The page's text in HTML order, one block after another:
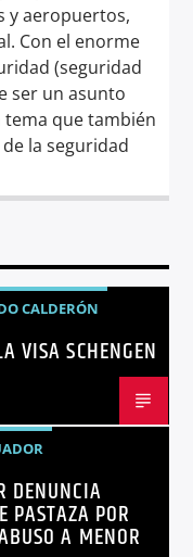
y aeropuertos,
Con el enorme
(seguridad
ser un asunto
que también
la seguridad
CALDERÓN
ECUADOR
VISA SCHENGEN
NOTICIAS
DENUNCIA
PASTAZA POR
A MENOR